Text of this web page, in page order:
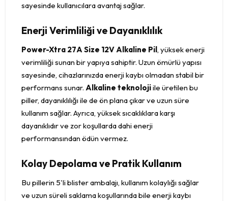
sayesinde kullanıcılara avantaj sağlar.
Enerji Verimliliği ve Dayanıklılık
Power-Xtra 27A Size 12V Alkaline Pil , yüksek enerji
verimliliği sunan bir yapıya sahiptir. Uzun ömürlü yapısı
sayesinde, cihazlarınızda enerji kaybı olmadan stabil bir
performans sunar. Alkaline teknolojiile üretilen bu
piller, dayanıklılığı ile de ön plana çıkar ve uzun süre
kullanım sağlar. Ayrıca, yüksek sıcaklıklara karşı
dayanıklıdır ve zor koşullarda dahi enerji
performansından ödün vermez.
Kolay Depolama ve Pratik Kullanım
Bu pillerin 5'li blister ambalajı, kullanım kolaylığı sağlar
ve uzun süreli saklama koşullarında bile enerji kaybı